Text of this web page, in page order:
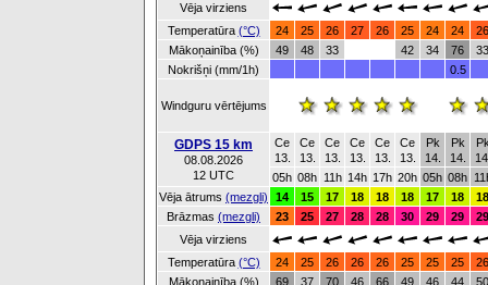
Vēja virziens
Temperatūra (°C) 24 25 26 27 26 25 24 24
26
Mākoņainība (%)
49 48 33 42 34 76
33
Nokrišņi (mm/1h)
0.5
Windguru vērtējums
GDPS 15 km
08.08.2026
12 UTC
Ce
13.
Ce
13.
Ce
13.
Ce
13.
Ce
13.
Ce
13.
Pk
14.
Pk
14.
05h 08h 11h 14h 17h 20h 05h 08h
Vēja ātrums (mezgli) 14 15 17 18 18 18 17 18
18
Brāzmas (mezgli) 23 25 27 28 28 30 29 29
29
Vēja virziens
Temperatūra (°C) 24 25 26 26 26 25 25 25
26
Mākoņainība (%)
69 37 70 46 66 49 46 44
50